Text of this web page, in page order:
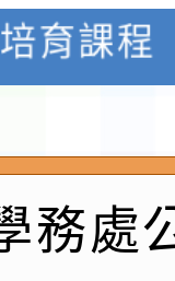
育課程
學年度
新住民
專業人
播委員
務處